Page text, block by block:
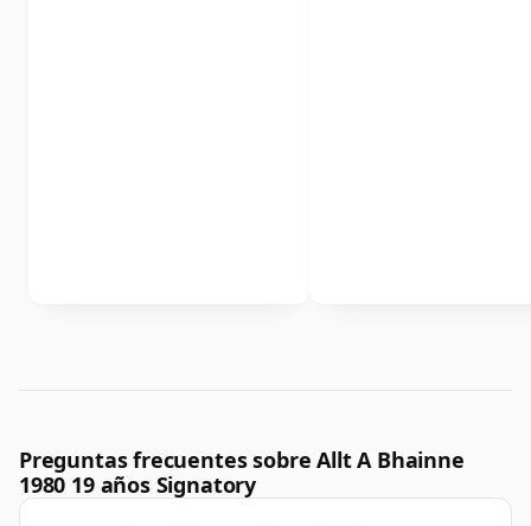
Preguntas frecuentes sobre Allt A Bhainne
1980 19 años Signatory